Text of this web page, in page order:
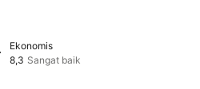
Ekonomis
8,3 Sangat baik